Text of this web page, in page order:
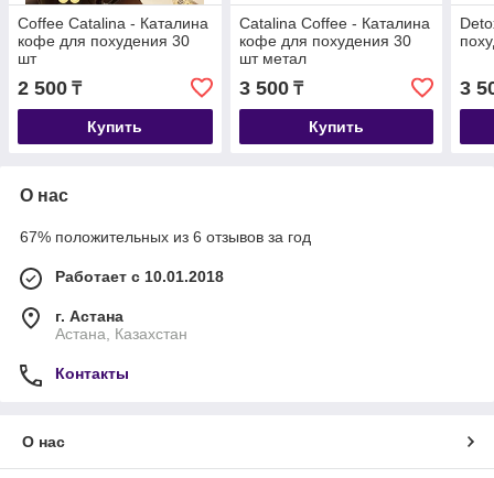
Coffee Catalina - Каталина
кофе для похудения 30
шт
2 500 ₸
Купить
Catalina Coffee - Каталина
кофе для похудения 30
шт метал
3 500₸
Купить
3
О нас
67% положительных из 6 отзывов за год
Работает с 10.01.2018
г. Астана
Астана, Казахстан
Контакты
О нас